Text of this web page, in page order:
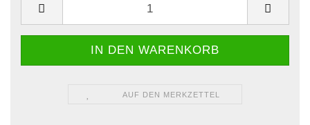
AUF DEN MERKZETTEL